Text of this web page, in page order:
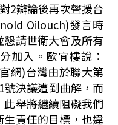
2辯論後再次聲援台
Oilouch)發言時
請世衛大會及所有
加入。歐宜樓說：
網)台灣由於聯大第
號決議遭到曲解，而
舉將繼續阻礙我們
責任的目標，也違